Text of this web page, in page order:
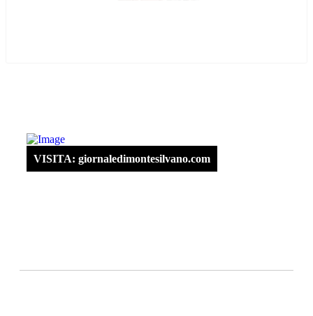
VISITA: giornaledimontesilvano.com